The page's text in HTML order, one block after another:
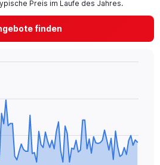
Preis im Laufe des Jahres.
finden